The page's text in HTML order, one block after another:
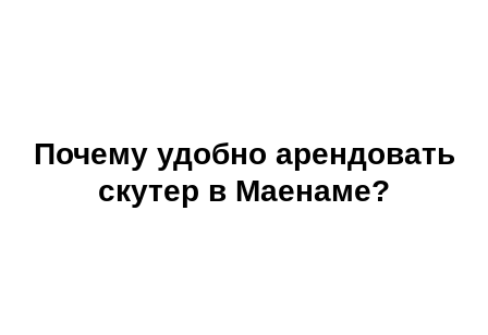
Почему удобно арендовать
скутер в Маенаме?